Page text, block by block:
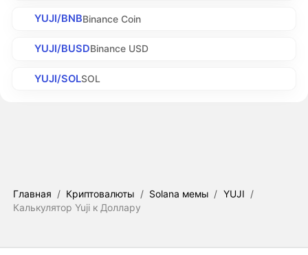
YUJI/BNBBinance Coin
YUJI/BUSDBinance USD
YUJI/SOLSOL
Главная / Криптовалюты / Solana мемы / YUJI /
Калькулятор Yuji к Доллару